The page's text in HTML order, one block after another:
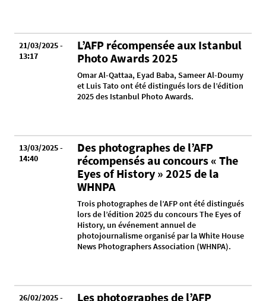
21/03/2025 -
13:17
L’AFP récompensée aux Istanbul
Photo Awards 2025
Omar Al-Qattaa, Eyad Baba, Sameer Al-Doumy
et Luis Tato ont été distingués lors de l’édition
2025 des Istanbul Photo Awards.
13/03/2025 -
14:40
Des photographes de l’AFP
récompensés au concours « The
Eyes of History » 2025 de la
WHNPA
Trois photographes de l’AFP ont été distingués
lors de l’édition 2025 du concours The Eyes of
History, un événement annuel de
photojournalisme organisé par la White House
News Photographers Association (WHNPA).
26/02/2025 -
Les photographes de l’AFP